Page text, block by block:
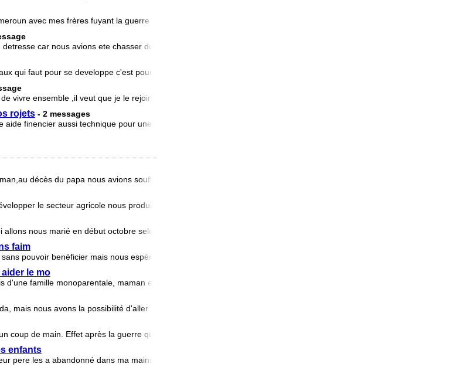
avec mes frères fuyant la guerre dans notre pays , no
car nous avions ete chasser du site que nous avi
qui faut pour se developpe c'est pour quoi nous avons besoin
vivre ensemble ,il veut que je le rejoin a montreal avec mon
rojets - 2 messages
finencier aussi technique pour une perfection detre programme
décès du papa nous avions souffert puis avoir un petit
le secteur agricole nous produisons ; achetons revendo
nous marié en début octobre selon la révélation que
faim
pouvoir benéficier mais nous espérons que sera le bon mo
le mo
famille monoparentale, maman est morte la papa se remar
mais nous avons la possibilité d'aller nous somme encore de
coup de main. Effet après la guerre que nous avons connu , n
enfants
pere les a abandonné dans ma mains mon reve c'est d'aller au